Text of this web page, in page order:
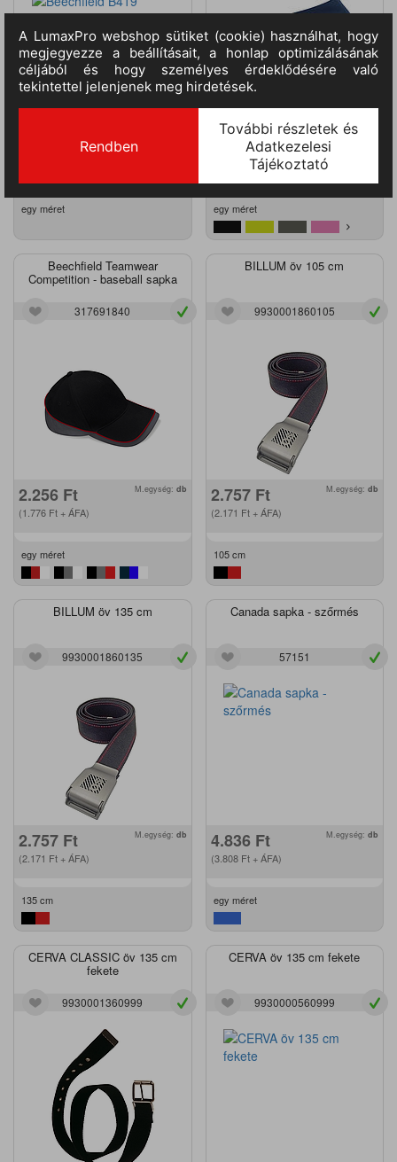
M.egység:
egy méret
1.017Ft
+ ÁFA)
M.egység:
egy méret
Beechfield Teamwear
Competition - baseball sapka
317691840
2.256 Ft
(1.776 Ft + ÁFA)
M.egység: db
egy méret
BILLUM öv 105 cm
9930001860105
2.757 Ft
(2.171 Ft+ ÁFA)
M.egység: db
105 cm
BILLUM öv 135 cm
9930001860135
2.757 Ft
(2.171 Ft + ÁFA)
M.egység: db
135 cm
Canada sapka - szőrmés
57151
4.836 Ft
(3.808 Ft+ ÁFA)
M.egység: db
egy méret
CERVA CLASSIC öv 135 cm
fekete
9930001360999
CERVA öv 135 cm fekete
9930000560999